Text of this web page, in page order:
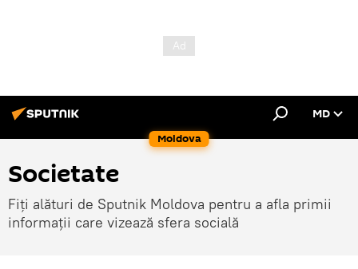
Moldova
MD
Societate
Fiți alături de Sputnik Moldova pentru a afla primii
informații care vizează sfera socială